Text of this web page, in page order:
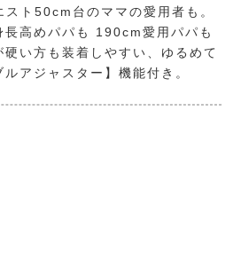
ト50cm台のママの愛用者も。
長高めパパも 190cm愛用パパも
い方も装着しやすい、ゆるめて
アジャスター】機能付き。